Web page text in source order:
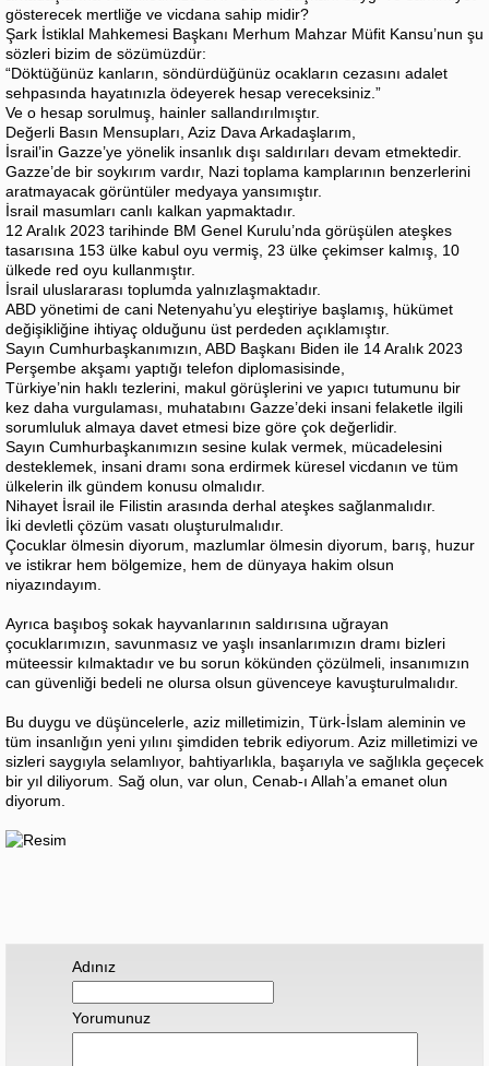
gösterecek mertliğe ve vicdana sahip midir?
Şark İstiklal Mahkemesi Başkanı Merhum Mahzar Müfit Kansu’nun şu
sözleri bizim de sözümüzdür:
“Döktüğünüz kanların, söndürdüğünüz ocakların cezasını adalet
sehpasında hayatınızla ödeyerek hesap vereceksiniz.”
Ve o hesap sorulmuş, hainler sallandırılmıştır.
Değerli Basın Mensupları, Aziz Dava Arkadaşlarım,
İsrail’in Gazze’ye yönelik insanlık dışı saldırıları devam etmektedir.
Gazze’de bir soykırım vardır, Nazi toplama kamplarının benzerlerini
aratmayacak görüntüler medyaya yansımıştır.
İsrail masumları canlı kalkan yapmaktadır.
12 Aralık 2023 tarihinde BM Genel Kurulu’nda görüşülen ateşkes
tasarısına 153 ülke kabul oyu vermiş, 23 ülke çekimser kalmış, 10
ülkede red oyu kullanmıştır.
İsrail uluslararası toplumda yalnızlaşmaktadır.
ABD yönetimi de cani Netenyahu’yu eleştiriye başlamış, hükümet
değişikliğine ihtiyaç olduğunu üst perdeden açıklamıştır.
Sayın Cumhurbaşkanımızın, ABD Başkanı Biden ile 14 Aralık 2023
Perşembe akşamı yaptığı telefon diplomasisinde,
Türkiye’nin haklı tezlerini, makul görüşlerini ve yapıcı tutumunu bir
kez daha vurgulaması, muhatabını Gazze’deki insani felaketle ilgili
sorumluluk almaya davet etmesi bize göre çok değerlidir.
Sayın Cumhurbaşkanımızın sesine kulak vermek, mücadelesini
desteklemek, insani dramı sona erdirmek küresel vicdanın ve tüm
ülkelerin ilk gündem konusu olmalıdır.
Nihayet İsrail ile Filistin arasında derhal ateşkes sağlanmalıdır.
İki devletli çözüm vasatı oluşturulmalıdır.
Çocuklar ölmesin diyorum, mazlumlar ölmesin diyorum, barış, huzur
ve istikrar hem bölgemize, hem de dünyaya hakim olsun
niyazındayım.
Ayrıca başıboş sokak hayvanlarının saldırısına uğrayan
çocuklarımızın, savunmasız ve yaşlı insanlarımızın dramı bizleri
müteessir kılmaktadır ve bu sorun kökünden çözülmeli, insanımızın
can güvenliği bedeli ne olursa olsun güvenceye kavuşturulmalıdır.
Bu duygu ve düşüncelerle, aziz milletimizin, Türk-İslam aleminin ve
tüm insanlığın yeni yılını şimdiden tebrik ediyorum. Aziz milletimizi ve
sizleri saygıyla selamlıyor, bahtiyarlıkla, başarıyla ve sağlıkla geçecek
bir yıl diliyorum. Sağ olun, var olun, Cenab-ı Allah’a emanet olun
diyorum.
Adınız
Yorumunuz